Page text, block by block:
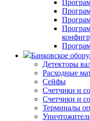
Банковское
Детекторы
Расходные
Сейфы
Счетчики и
Счетчики и
Терминалы